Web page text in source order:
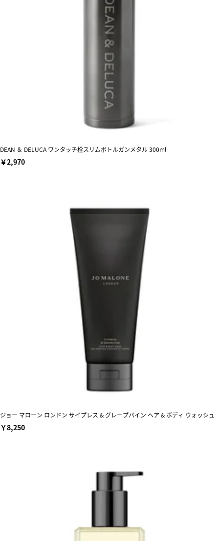
DEAN ＆ DELUCA ワンタッチ栓スリムボトルガンメタル 300ml
￥2,970
ジョー マローン ロンドン サイプレス & グレープバイン ヘア & ボディ ウォッシュ
￥8,250